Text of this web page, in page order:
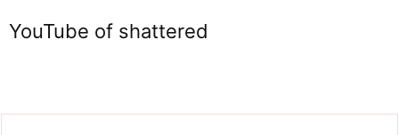
YouTube of shattered